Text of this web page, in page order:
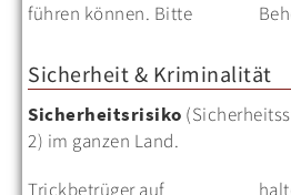
führen können. Bitte
Sicherheit & Kriminalität
Sicherheitsrisiko
2) im ganzen Land.
Trickbetrüger auf